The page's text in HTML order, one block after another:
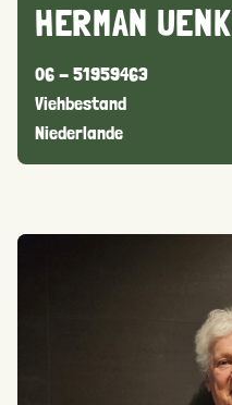
HERMAN UENK
06 - 51959463
Viehbestand
Niederlande